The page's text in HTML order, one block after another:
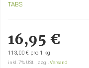
TABS
16,95 €
113,00 € pro 1 kg
inkl. 7% USt. , zzgl.Versand